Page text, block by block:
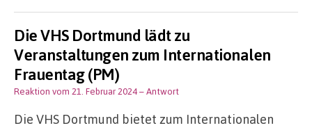
Die VHS Dortmund lädt zu
Veranstaltungen zum Internationalen
Frauentag (PM)
Reaktion vom 21. Februar 2024– Antwort
Die VHS Dortmund bietet zum Internationalen